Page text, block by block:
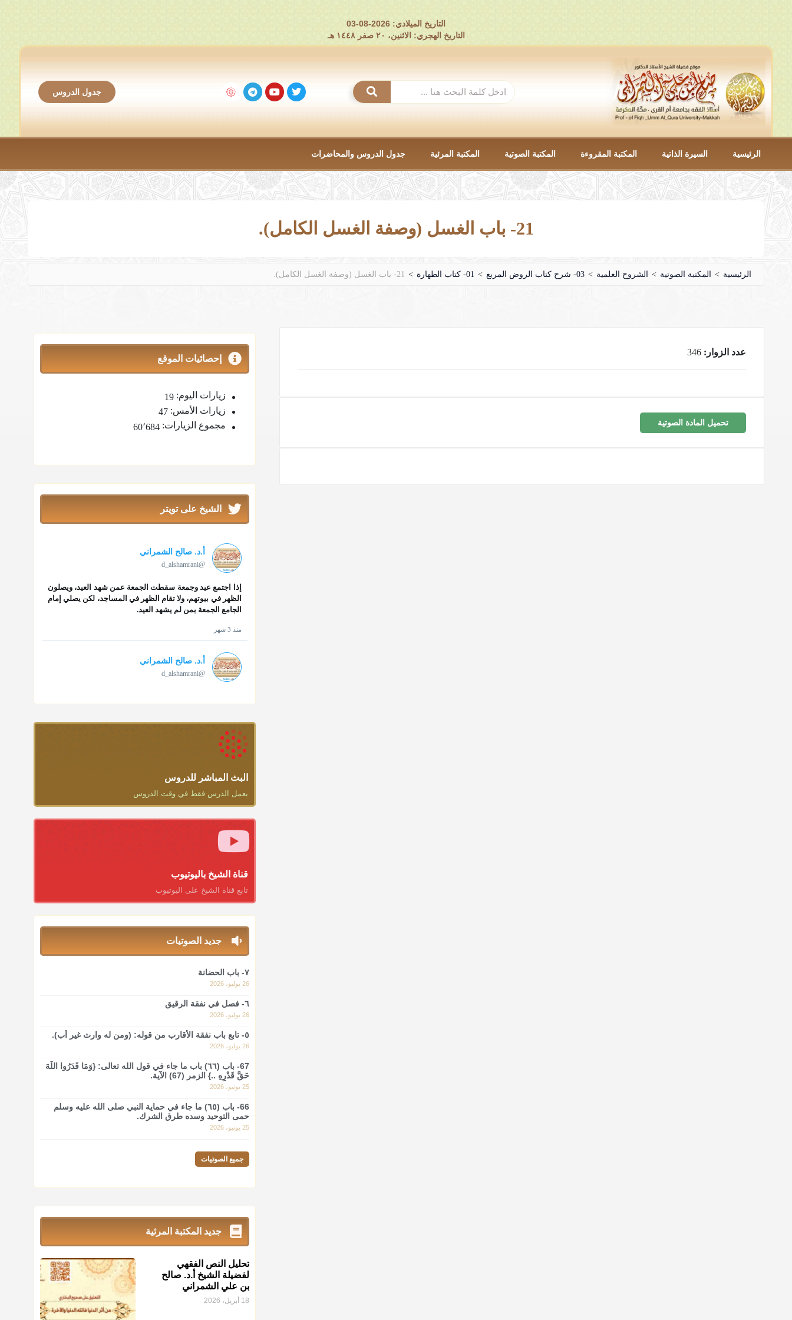
التاريخ الميلادي: 2026-08-03
التاريخ الهجري: الاثنين، ٢٠ صفر ١٤٤٨ هـ
جدول الدروس
الرئيسية السيرة الذاتية المكتبة المقروءة المكتبة الصوتية المكتبة المرئية جدول الدروس والمحاضرات
21- باب الغسل (وصفة الغسل الكامل).
الرئيسية > المكتبة الصوتية > الشروح العلمية > 03- شرح كتاب الروض المربع > 01- كتاب الطهارة > 21- باب الغسل (وصفة الغسل الكامل).
عدد الزوار: 346
تحميل المادة الصوتية
إحصائيات الموقع
زيارات اليوم:19
زيارات الأمس:47
مجموع الزيارات: 60٬684
الشيخ على تويتر
أ.د. صالح الشمراني
@d_alshamrani
إذا اجتمع عيد وجمعة سقطت الجمعة عمن شهد العيد، ويصلون
الظهر في بيوتهم، ولا تقام الظهر في المساجد، لكن يصلي إمام
الجامع الجمعة بمن لم يشهد العيد.
منذ 3 شهر
أ.د. صالح الشمراني
@d_alshamrani
دعاء ختم القرآن في الصلاة أقرب إلى البدعة
منذ 3 شهر
بقول الإمام مالك رحمه الله :"ما سمعتُ أنه يدعو عند ختم
منذ 3 شهر
أ.د. صالح الشمراني
لا أعلم لدعاء ختم القرآن في الصلاة أصلاً صحيحاً يعتمد عليه
من سنة الرسول صلى الله عليه وسلّم، ولا من عمل الصحابة
منذ 3 شهر
نرى اليوم بأبصارنا بعض ما رأى العلماء ببصائرهم: "والرافضة
ليس لهم سعي إلا في هدم الإسلام و نقض عراه...فأيامهم في
الإسلام كلها سود" ابن تيمية.
منذ 3 شهر
أ.د. صالح الشمراني
@d_alshamrani
زكاة_الفطرتقدر بالكيل لا بالوزن وهي صاع ويساوي ملء
منذ 3 شهر
أ.د. صالح الشمراني
@d_alshamrani
من أخرج زكاة الفطر عن غيره فليخبره قبل دفعها للمستحق
، فإلم يعلم إلا بعد ذلك لم تجزه
البث المباشر للدروس
يعمل الدرس فقط في وقت الدروس
قناة الشيخ باليوتيوب
تابع قناة الشيخ على اليوتيوب
جديد الصوتيات
٧- باب الحضانة
26 يوليو، 2026
٦- فصل في نفقة الرقيق
26 يوليو، 2026
٥- تابع باب نفقة الأقارب من قوله: (ومن له وارث غير أب).
26 يوليو، 2026
67- باب (٦٦) باب ما جاء في قول الله تعالى: {وَمَا قَدَرُوا اللَّهَ
حَقَّ قَدْرِهِ ..} الزمر (67) الآية.
25 يونيو، 2026
66- باب (٦٥) ما جاء في حماية النبي صلى الله عليه وسلم
حمى التوحيد وسده طرق الشرك.
25 يونيو، 2026
جميع الصوتيات
جديد المكتبة المرئية
تحليل النص الفقهي
لفضيلة الشيخ أ.د. صالح
بن علي الشمراني
18 أبريل، 2026